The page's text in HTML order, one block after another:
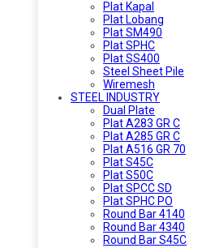
Plat Kapal
Plat Lobang
Plat SM490
Plat SPHC
Plat SS400
Steel Sheet Pile
Wiremesh
STEEL INDUSTRY
Dual Plate
Plat A283 GR C
Plat A285 GR C
Plat A516 GR 70
Plat S45C
Plat S50C
Plat SPCC SD
Plat SPHC PO
Round Bar 4140
Round Bar 4340
Round Bar S45C